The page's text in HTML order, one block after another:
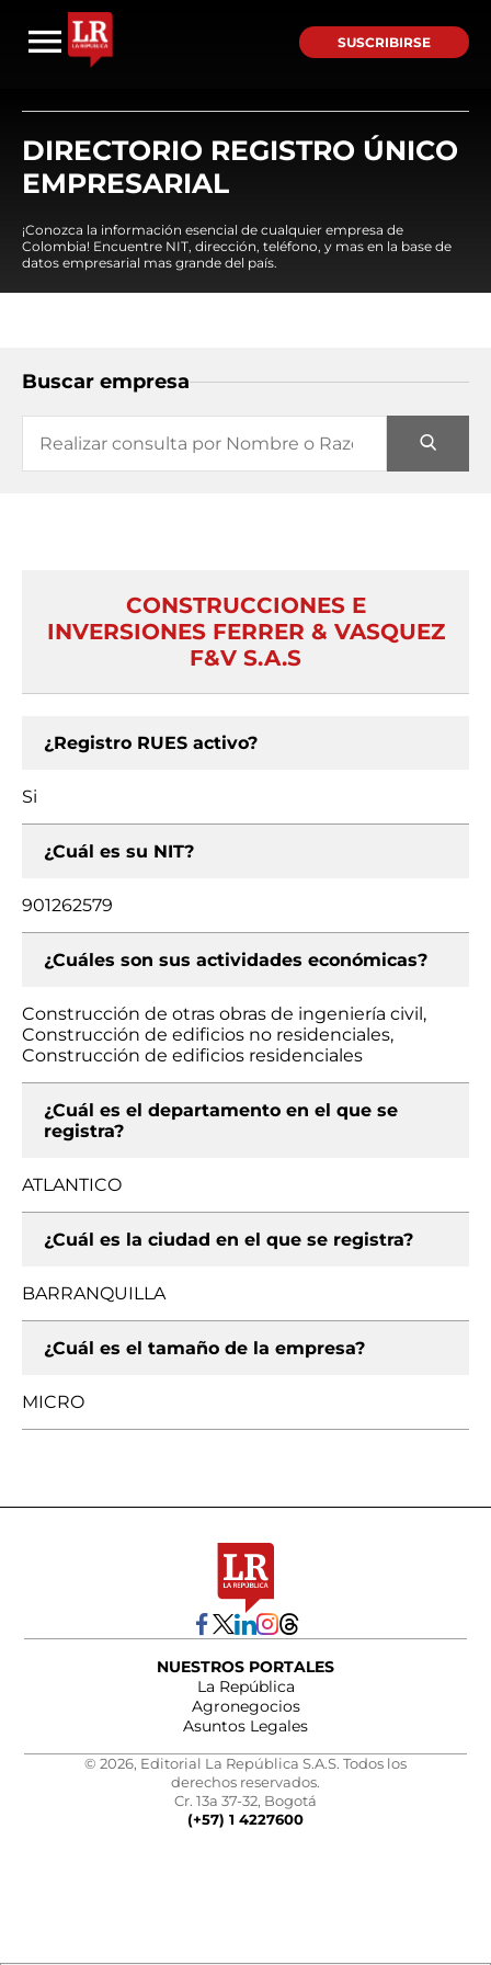
SUSCRIBIRSE
DIRECTORIO REGISTRO ÚNICO
EMPRESARIAL
¡Conozca la información esencial de cualquier empresa de
Colombia! Encuentre NIT, dirección, teléfono, y mas en la base de
datos empresarial mas grande del país.
Buscar empresa
CONSTRUCCIONES E
INVERSIONES FERRER & VASQUEZ
F&V S.A.S
¿Registro RUES activo?
Si
¿Cuál es su NIT?
901262579
¿Cuáles son sus actividades económicas?
Construcción de otras obras de ingeniería civil,
Construcción de edificios no residenciales,
Construcción de edificios residenciales
¿Cuál es el departamento en el que se
registra?
ATLANTICO
¿Cuál es la ciudad en el que se registra?
BARRANQUILLA
¿Cuál es el tamaño de la empresa?
MICRO
NUESTROS PORTALES
La República
Agronegocios
Asuntos Legales
© 2026, Editorial La República S.A.S. Todos los
derechos reservados.
Cr. 13a 37-32, Bogotá
(+57) 1 4227600